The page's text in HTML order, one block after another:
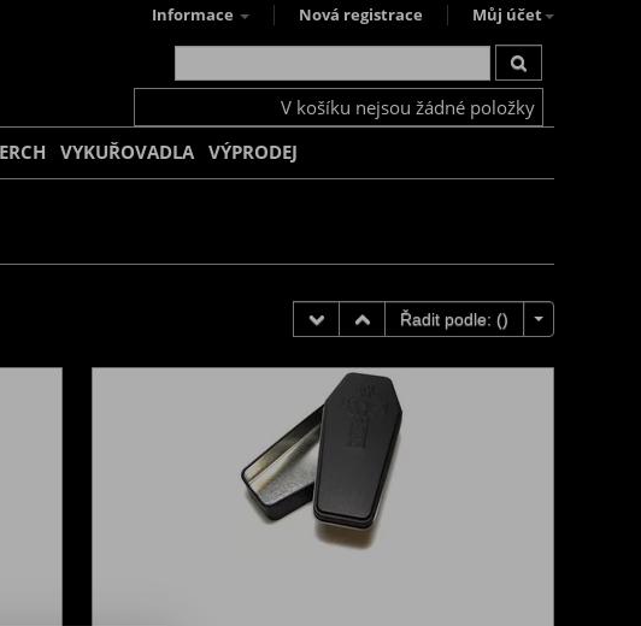
Informace Nová registrace Můj účet
V košíku nejsou žádné položky
VYKUŘOVADLA VÝPRODEJ
Řadit podle: ()